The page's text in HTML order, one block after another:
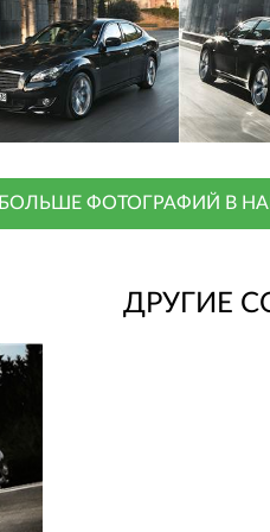
БОЛЬШЕ ФОТОГРАФИЙ В
ДРУГИЕ